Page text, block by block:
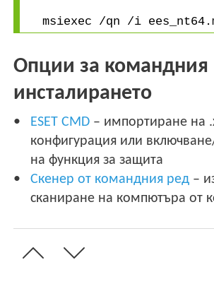
msiexec /qn /i ees_nt64.msi
Опции за командния
инсталирането
ESET CMD – импортиране на
конфигурация или
на функция за защита
Скенер от командния ред –
сканиране на компютъра от